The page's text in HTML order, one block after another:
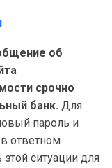
об
срочно
банк. Для
пароль и
ответном
ситуации для